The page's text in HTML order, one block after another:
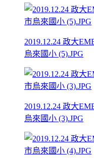
2019.12.24 政大
烏來國小 (5).JPG
2019.12.24 政大
烏來國小 (3).JPG